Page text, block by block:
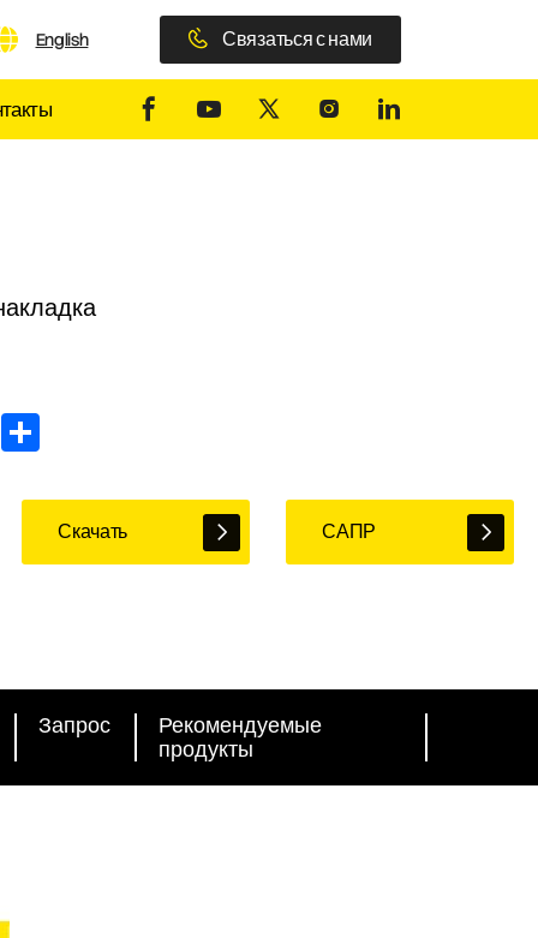
English Связаться с нами
Share
Скачать САПР
Запрос
Рекомендуемые
продукты